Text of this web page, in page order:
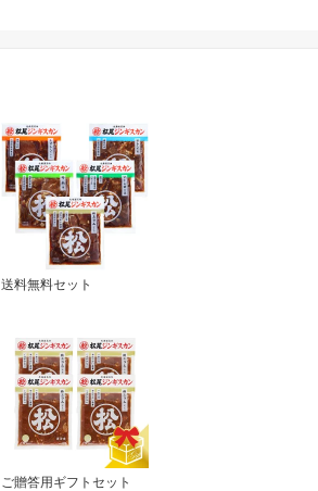
送料無料セット
ご贈答用ギフトセット